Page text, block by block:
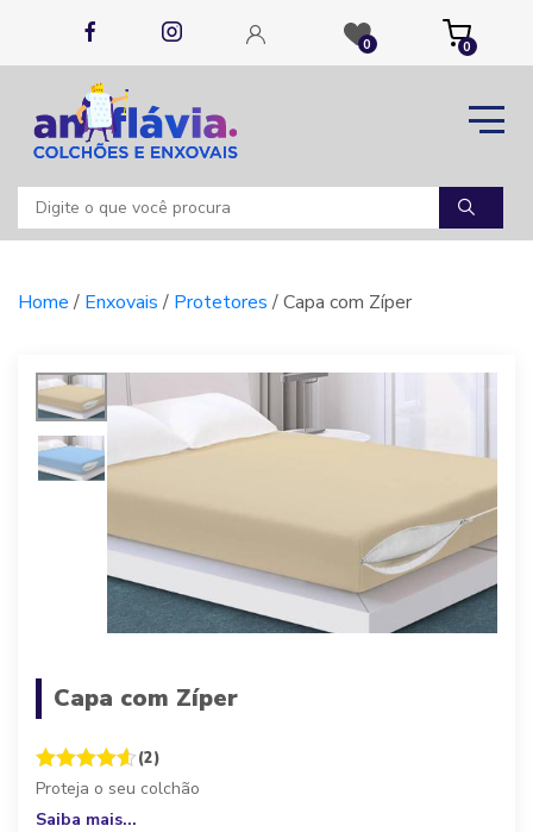
0 0
Home/ Enxovais/ Protetores/ Capa com Zíper
Capa com Zíper
(2)
Proteja o seu colchão
Saiba mais...